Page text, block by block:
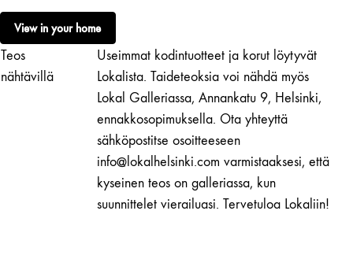
|
Jos
esitys
alkaa
View in your home
Teos
nähtävillä
Useimmat kodintuotteet ja korut löytyvät
Lokalista. Taideteoksia voi nähdä myös
Lokal Galleriassa, Annankatu 9, Helsinki,
ennakkosopimuksella. Ota yhteyttä
sähköpostitse osoitteeseen
info@lokalhelsinki.com varmistaaksesi, että
kyseinen teos on galleriassa, kun
suunnittelet vierailuasi. Tervetuloa Lokaliin!